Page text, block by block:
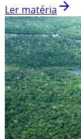
Ler matéria